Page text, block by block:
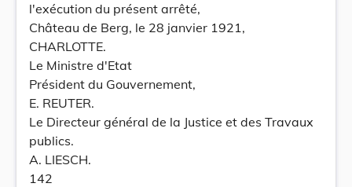
l'exécution du présent arrêté,
Château de Berg, le 28 janvier 1921,
CHARLOTTE.
Le Ministre d'Etat
Président du Gouvernement,
E. REUTER.
Le Directeur général de la Justice et des Travaux
publics.
A. LIESCH.
142